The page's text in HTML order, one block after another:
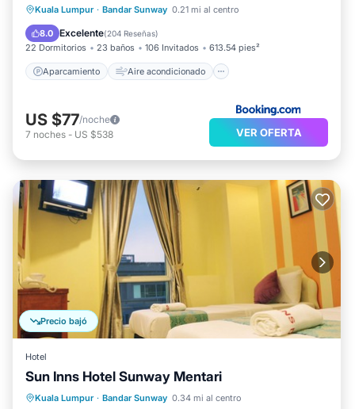
Kuala Lumpur · Bandar Sunway 0.21 mi al centro
8.0 Excelente(204 Reseñas)
22 Dormitorios 23 baños 106 Invitados 613.54 pies²
Aparcamiento Aire acondicionado
Aparcamiento
Aire acondicionado
Internet
Apto para niños
US $77/noche
7 noches - US $538 VER OFERTA
Precio bajó
Hotel
Sun Inns Hotel Sunway Mentari
Kuala Lumpur · Bandar Sunway 0.34 mi al centro
Aparcamiento
Aire acondicionado